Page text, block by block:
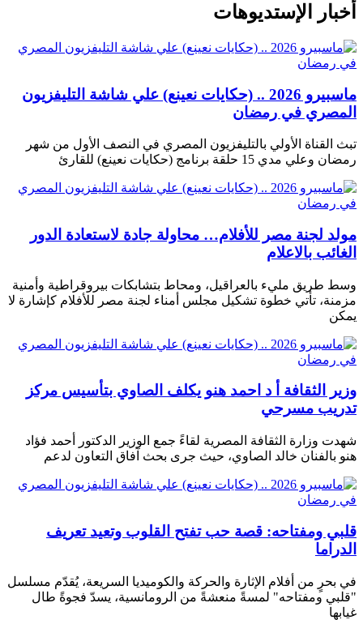
أخبار الإستديوهات
ماسبيرو 2026 .. (حكايات نعينع) علي شاشة التليفزيون
المصري في رمضان
تبث القناة الأولي بالتليفزيون المصري في النصف الأول من شهر
رمضان وعلي مدي 15 حلقة برنامج (حكايات نعينع) للقارئ
مولد لجنة مصر للأفلام… محاولة جادة لاستعادة الدور
الغائب بالاعلام
وسط طريق مليء بالعراقيل، ومحاط بتشابكات بيروقراطية وأمنية
مزمنة، تأتي خطوة تشكيل مجلس أمناء لجنة مصر للأفلام كإشارة لا
يمكن
وزير الثقافة أ د احمد هنو يكلف الصاوي بتأسيس مركز
تدريب مسرحي
شهدت وزارة الثقافة المصرية لقاءً جمع الوزير الدكتور أحمد فؤاد
هنو بالفنان خالد الصاوي، حيث جرى بحث آفاق التعاون لدعم
قلبي ومفتاحه: قصة حب تفتح القلوب وتعيد تعريف
الدراما
في بحرٍ من أفلام الإثارة والحركة والكوميديا ​​السريعة، يُقدّم مسلسل
"قلبي ومفتاحه" لمسةً منعشةً من الرومانسية، يسدّ فجوةً طال
غيابها